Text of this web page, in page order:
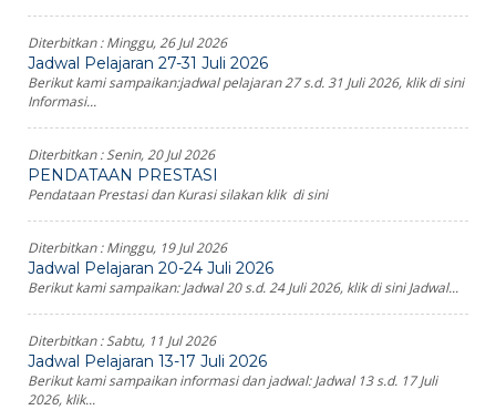
Diterbitkan :Minggu, 26 Jul 2026
Jadwal Pelajaran 27-31 Juli 2026
Berikut kami sampaikan:jadwal pelajaran 27 s.d. 31 Juli 2026, klik di sini
Informasi...
Diterbitkan :Senin, 20 Jul 2026
PENDATAAN PRESTASI
Pendataan Prestasi dan Kurasi silakan klik di sini
Diterbitkan :Minggu, 19 Jul 2026
Jadwal Pelajaran 20-24 Juli 2026
Berikut kami sampaikan: Jadwal 20 s.d. 24 Juli 2026, klik di sini Jadwal...
Diterbitkan :Sabtu, 11 Jul 2026
Jadwal Pelajaran 13-17 Juli 2026
Berikut kami sampaikan informasi dan jadwal: Jadwal 13 s.d. 17 Juli
2026, klik...